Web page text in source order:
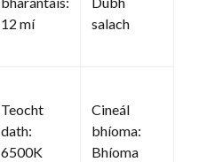
12 mí
salach
Teocht
dath:
6500K
Cineál
bhíoma:
Bhíoma